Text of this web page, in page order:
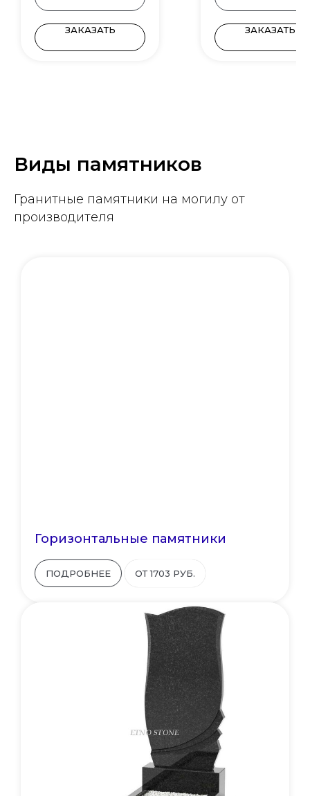
ЗАКАЗАТЬ ЗАКАЗАТЬ
Виды памятников
Гранитные памятники на могилу от
производителя
Горизонтальные памятники
ПОДРОБНЕЕ ОТ 1703 РУБ.